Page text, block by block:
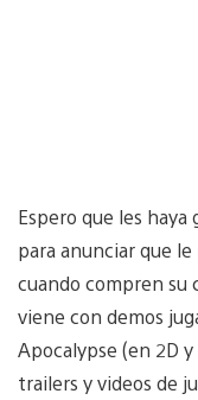
Espero que les
para anunciar que
cuando compren su
viene con demos
Apocalypse (en 2D y
trailers y videos de